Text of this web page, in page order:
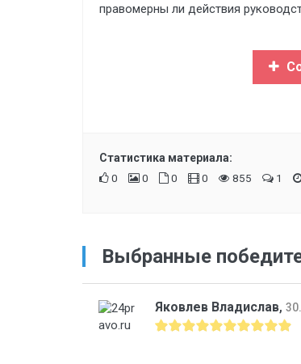
правомерны ли действия
Статистика материала:
0
0 0 0 855 1
Выбранные
Яковлев Владислав,